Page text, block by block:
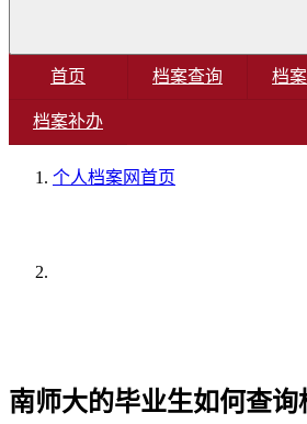
首页 档案查询 档
档案补办
个人档案网首页
南师大的毕业生如何查询